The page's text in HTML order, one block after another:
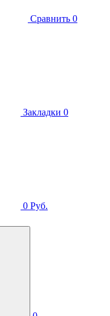
Сравнить 0
Закладки 0
0 Руб.